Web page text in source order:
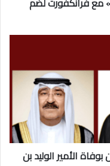
الأمير الوليد بن